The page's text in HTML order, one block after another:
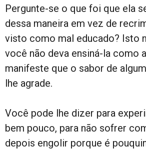
Pergunte-se o que foi que ela
dessa maneira em vez de
visto como mal educado? Isto
você não deva ensiná-la como
manifeste que o sabor de
lhe agrade.
Você pode lhe dizer para
bem pouco, para não sofrer
depois engolir porque é